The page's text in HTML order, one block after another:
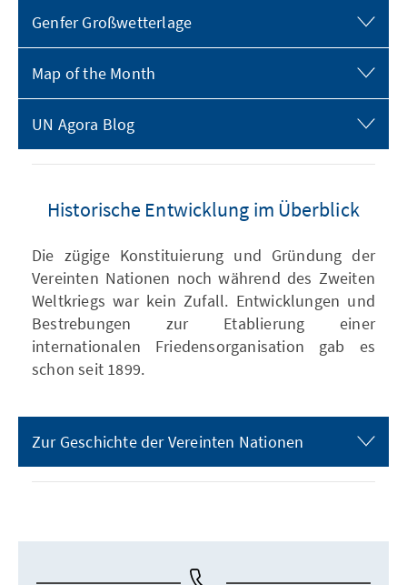
Genfer Großwetterlage
Map of the Month
UN Agora Blog
Historische Entwicklung im Überblick
Die zügige Konstituierung und Gründung der
Vereinten Nationen noch während des Zweiten
Weltkriegs war kein Zufall. Entwicklungen und
Bestrebungen zur Etablierung einer
internationalen Friedensorganisation gab es
schon seit 1899.
Zur Geschichte der Vereinten Nationen